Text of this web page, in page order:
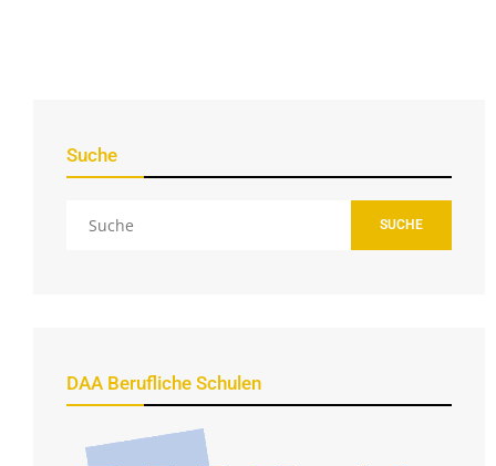
Suche
SUCHE
DAA Berufliche Schulen